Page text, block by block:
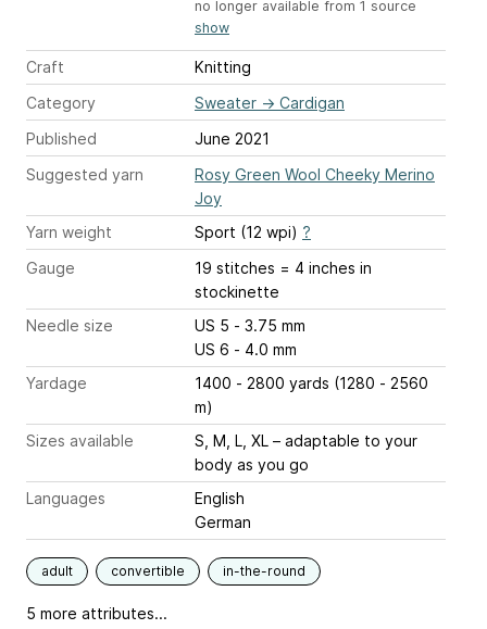
no longer available from 1 source
show
Craft
Knitting
Category
Sweater → Cardigan
Published
June 2021
Suggested yarn
Rosy Green Wool Cheeky Merino
Joy
Yarn weight
Sport (12 wpi) ?
Gauge
19 stitches = 4 inches in
stockinette
Needle size
US 5 - 3.75 mm
US 6 - 4.0 mm
Yardage
1400 - 2800 yards (1280 - 2560
m)
Sizes available
S, M, L, XL – adaptable to your
body as you go
Languages
English
German
adult convertible in-the-round
5 more attributes...